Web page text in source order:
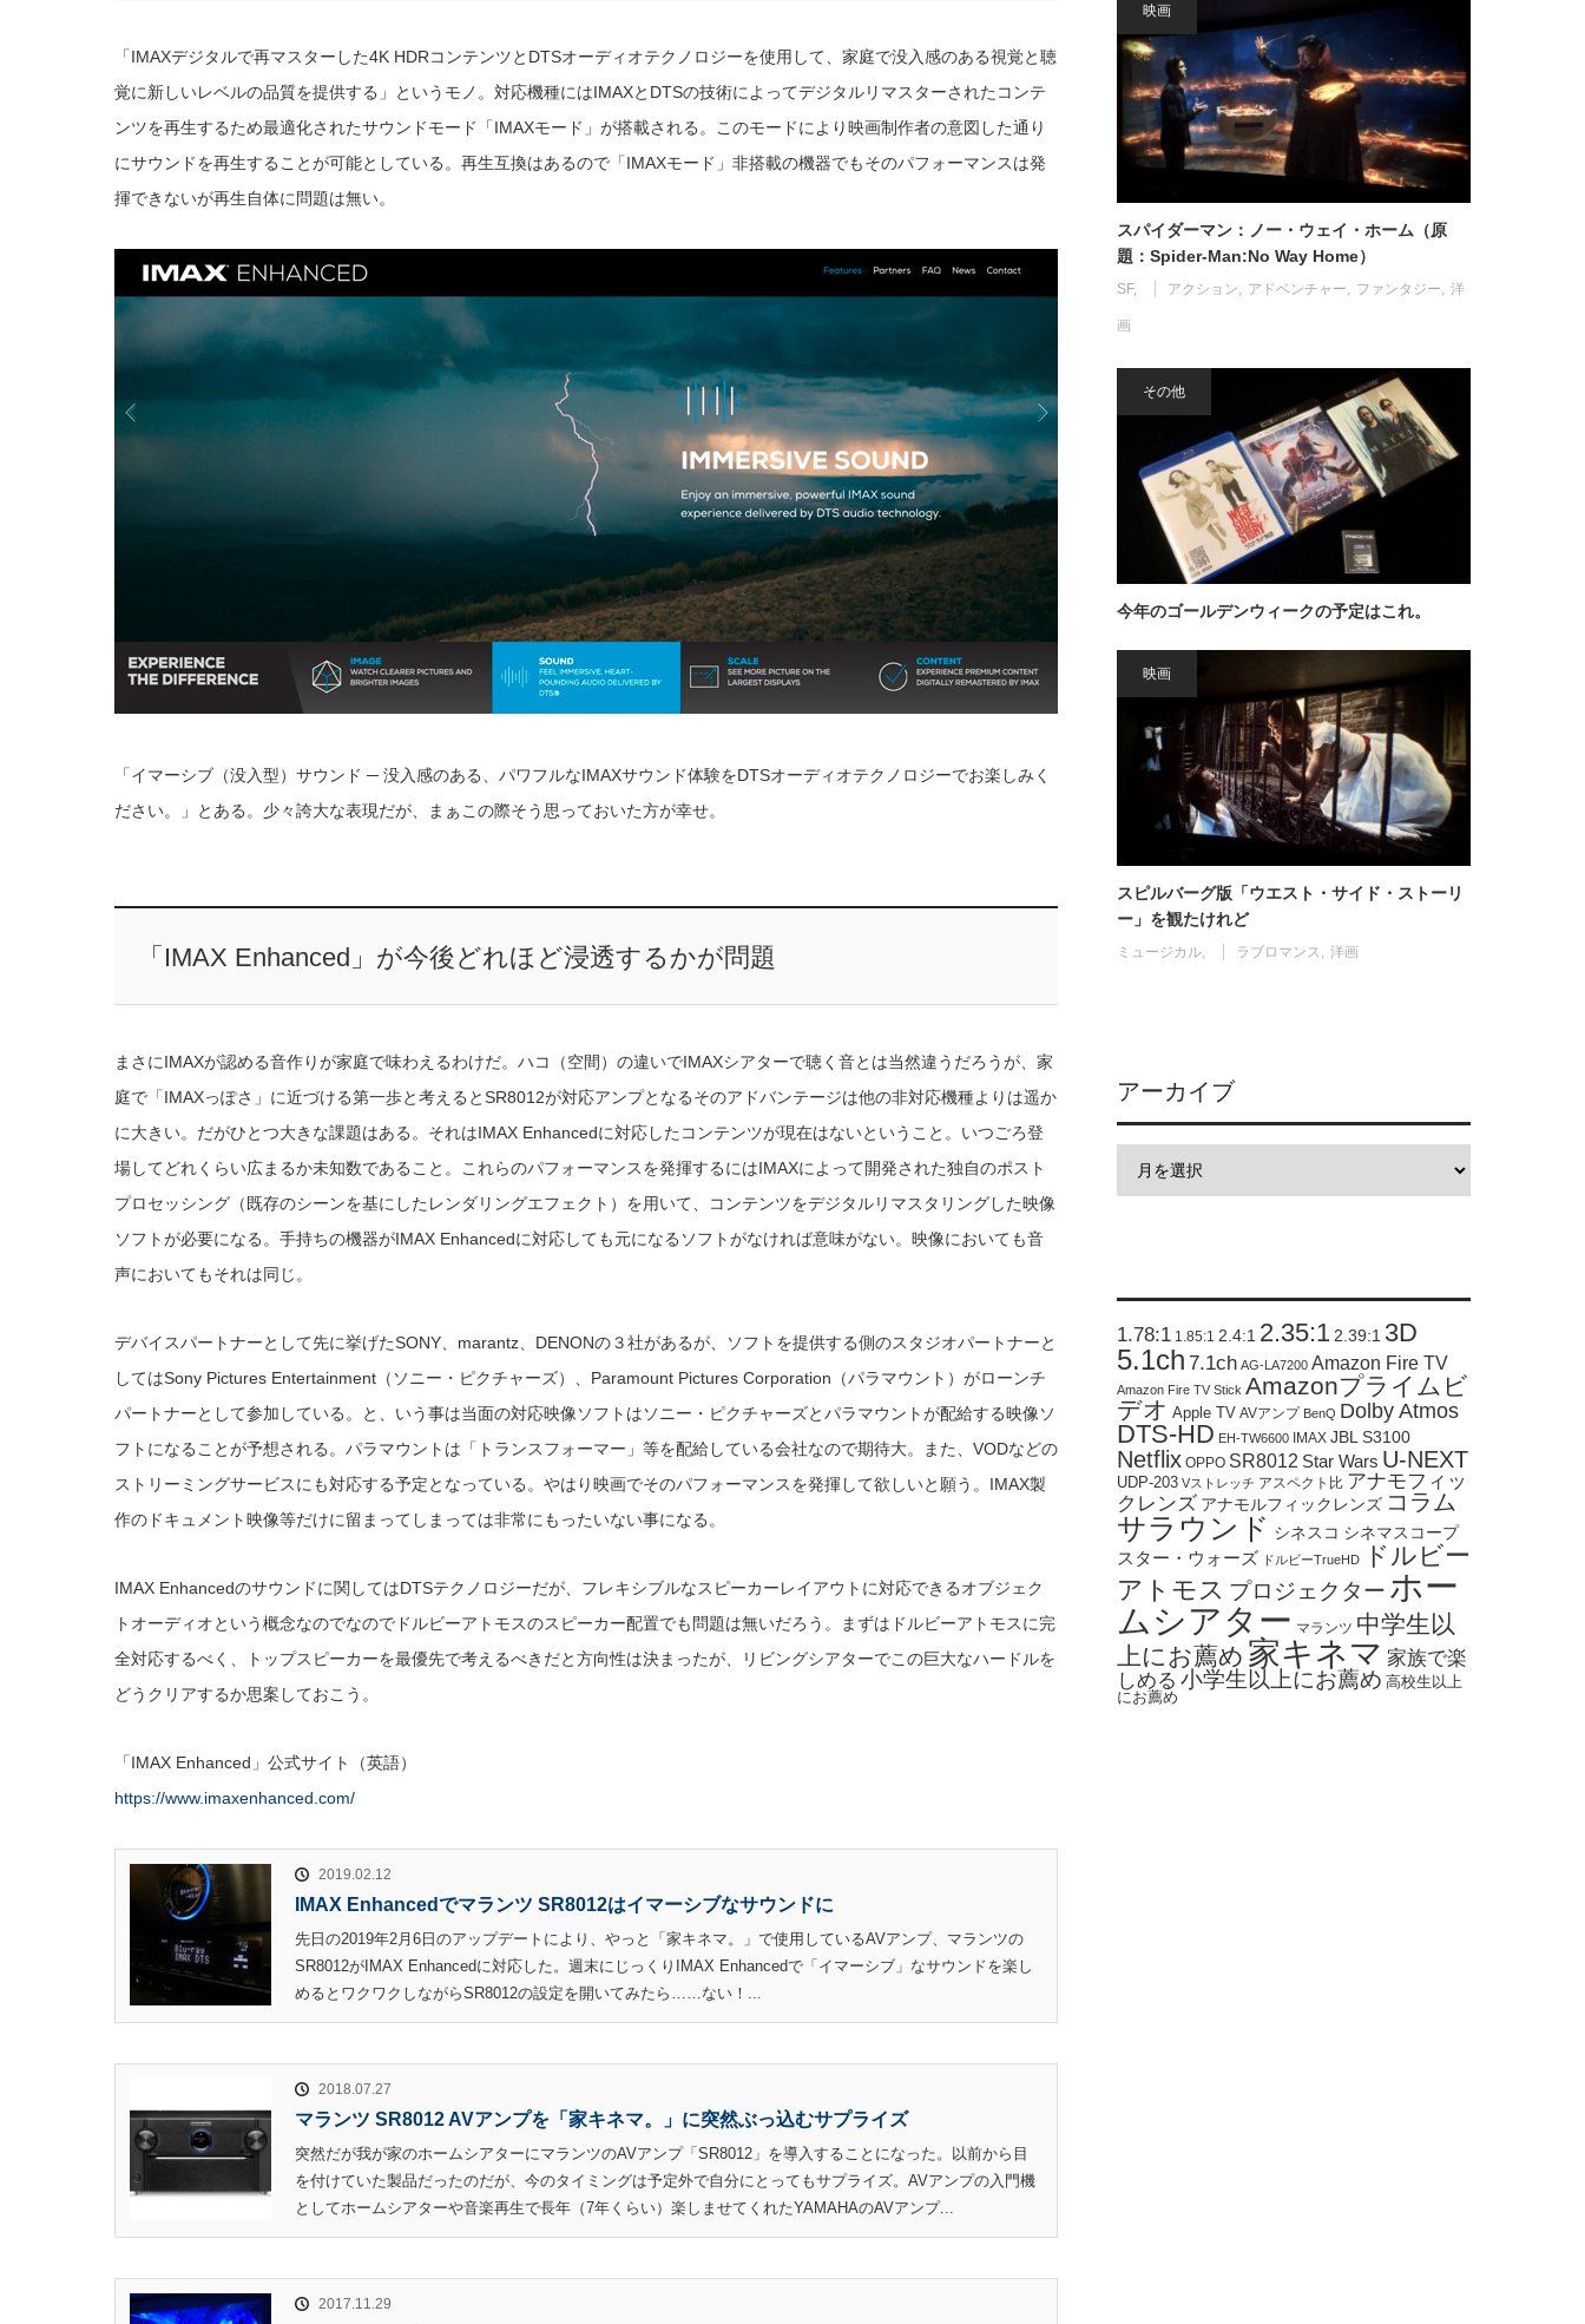
「IMAXデジタルで再マスターした4K HDRコンテンツとDTSオーディオテクノロジーを使用して、家庭で没入感のある視覚と聴
覚に新しいレベルの品質を提供する」というモノ。対応機種にはIMAXとDTSの技術によってデジタルリマスターされたコンテ
ンツを再生するため最適化されたサウンドモード「IMAXモード」が搭載される。このモードにより映画制作者の意図した通り
にサウンドを再生することが可能としている。再生互換はあるので「IMAXモード」非搭載の機器でもそのパフォーマンスは発
揮できないが再生自体に問題は無い。
「イマーシブ（没入型）サウンド ─ 没入感のある、パワフルなIMAXサウンド体験をDTSオーディオテクノロジーでお楽しみく
ださい。」とある。少々誇大な表現だが、まぁこの際そう思っておいた方が幸せ。
「IMAX Enhanced」が今後どれほど浸透するかが問題
まさにIMAXが認める音作りが家庭で味わえるわけだ。ハコ（空間）の違いでIMAXシアターで聴く音とは当然違うだろうが、家
庭で「IMAXっぽさ」に近づける第一歩と考えるとSR8012が対応アンプとなるそのアドバンテージは他の非対応機種よりは遥か
に大きい。だがひとつ大きな課題はある。それはIMAX Enhancedに対応したコンテンツが現在はないということ。いつごろ登
場してどれくらい広まるか未知数であること。これらのパフォーマンスを発揮するにはIMAXによって開発された独自のポスト
プロセッシング（既存のシーンを基にしたレンダリングエフェクト）を用いて、コンテンツをデジタルリマスタリングした映像
ソフトが必要になる。手持ちの機器がIMAX Enhancedに対応しても元になるソフトがなければ意味がない。映像においても音
声においてもそれは同じ。
デバイスパートナーとして先に挙げたSONY、marantz、DENONの３社があるが、ソフトを提供する側のスタジオパートナーと
してはSony Pictures Entertainment（ソニー・ピクチャーズ）、Paramount Pictures Corporation（パラマウント）がローンチ
パートナーとして参加している。と、いう事は当面の対応映像ソフトはソニー・ピクチャーズとパラマウントが配給する映像ソ
フトになることが予想される。パラマウントは「トランスフォーマー」等を配給している会社なので期待大。また、VODなどの
ストリーミングサービスにも対応する予定となっている。やはり映画でそのパフォーマンスを発揮して欲しいと願う。IMAX製
作のドキュメント映像等だけに留まってしまっては非常にもったいない事になる。
IMAX Enhancedのサウンドに関してはDTSテクノロジーだが、フレキシブルなスピーカーレイアウトに対応できるオブジェク
トオーディオという概念なのでなのでドルビーアトモスのスピーカー配置でも問題は無いだろう。まずはドルビーアトモスに完
全対応するべく、トップスピーカーを最優先で考えるべきだと方向性は決まったが、リビングシアターでこの巨大なハードルを
どうクリアするか思案しておこう。
「IMAX Enhanced」公式サイト（英語）
https://www.imaxenhanced.com/
2019.02.12
IMAX Enhancedでマランツ SR8012はイマーシブなサウンドに
先日の2019年2月6日のアップデートにより、やっと「家キネマ。」で使用しているAVアンプ、マランツの
SR8012がIMAX Enhancedに対応した。週末にじっくりIMAX Enhancedで「イマーシブ」なサウンドを楽し
めるとワクワクしながらSR8012の設定を開いてみたら……ない！...
2018.07.27
マランツ SR8012 AVアンプを「家キネマ。」に突然ぶっ込むサプライズ
突然だが我が家のホームシアターにマランツのAVアンプ「SR8012」を導入することになった。以前から目
を付けていた製品だったのだが、今のタイミングは予定外で自分にとってもサプライズ。AVアンプの入門機
としてホームシアターや音楽再生で長年（7年くらい）楽しませてくれたYAMAHAのAVアンプ...
2017.11.29
映画
スパイダーマン：ノー・ウェイ・ホーム（原
題：Spider-Man:No Way Home）
SF アクション アドベンチャー ファンタジー 洋
画
その他
今年のゴールデンウィークの予定はこれ。
映画
スピルバーグ版「ウエスト・サイド・ストーリ
ー」を観たけれど
ミュージカル ラブロマンス 洋画
アーカイブ
1.78:1 1.85:1 2.4:1 2.35:1 2.39:1 3D
5.1ch 7.1ch AG-LA7200 Amazon Fire TV
Amazon Fire TV Stick Amazonプライムビ
デオ Apple TV AVアンプ BenQ Dolby Atmos
DTS-HD EH-TW6600 IMAX JBL S3100
Netflix OPPO SR8012 Star Wars U-NEXT
UDP-203 Vストレッチ アスペクト比 アナモフィッ
クレンズ アナモルフィックレンズ コラム
サラウンド シネスコ シネマスコープ
スター・ウォーズ ドルビーTrueHD
ドルビー
アトモス プロジェクター ホー
ムシアター マランツ 中学生以
上にお薦め 家キネマ 家族で楽
しめる 小学生以上にお薦め 高校生以上
にお薦め